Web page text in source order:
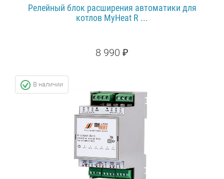
Релейный блок расширения автоматики для
котлов MyHeat R ...
8 990 ₽
В наличии